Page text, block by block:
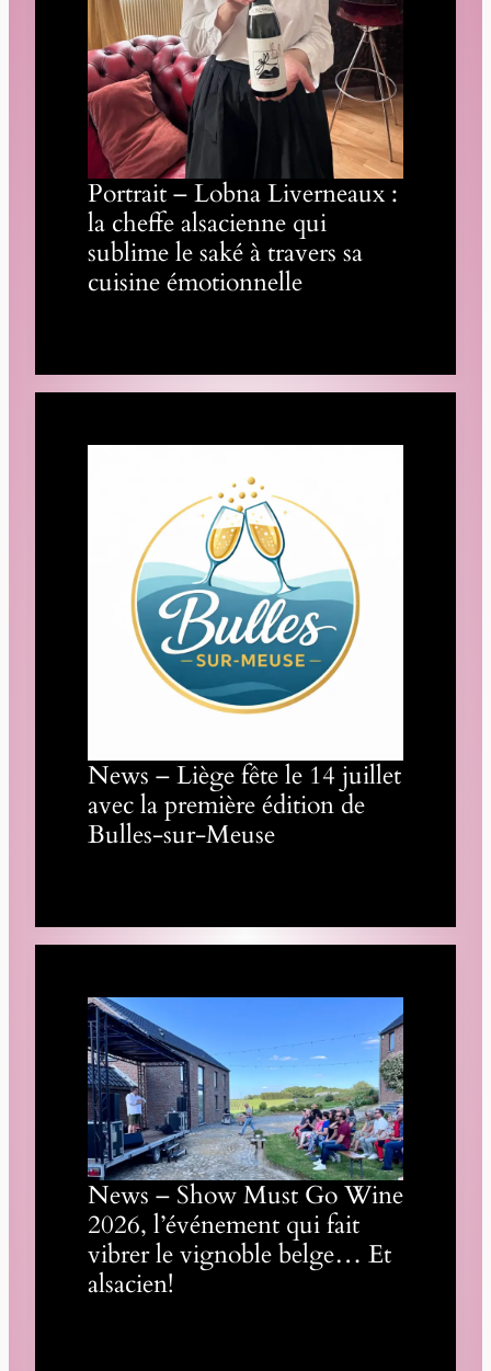
Portrait – Lobna Liverneaux :
la cheffe alsacienne qui
sublime le saké à travers sa
cuisine émotionnelle
News – Liège fête le 14 juillet
avec la première édition de
Bulles-sur-Meuse
News – Show Must Go Wine
2026, l’événement qui fait
vibrer le vignoble belge… Et
alsacien!